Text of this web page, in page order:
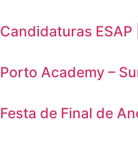
Candidaturas
Porto Academy –
Festa de Final de